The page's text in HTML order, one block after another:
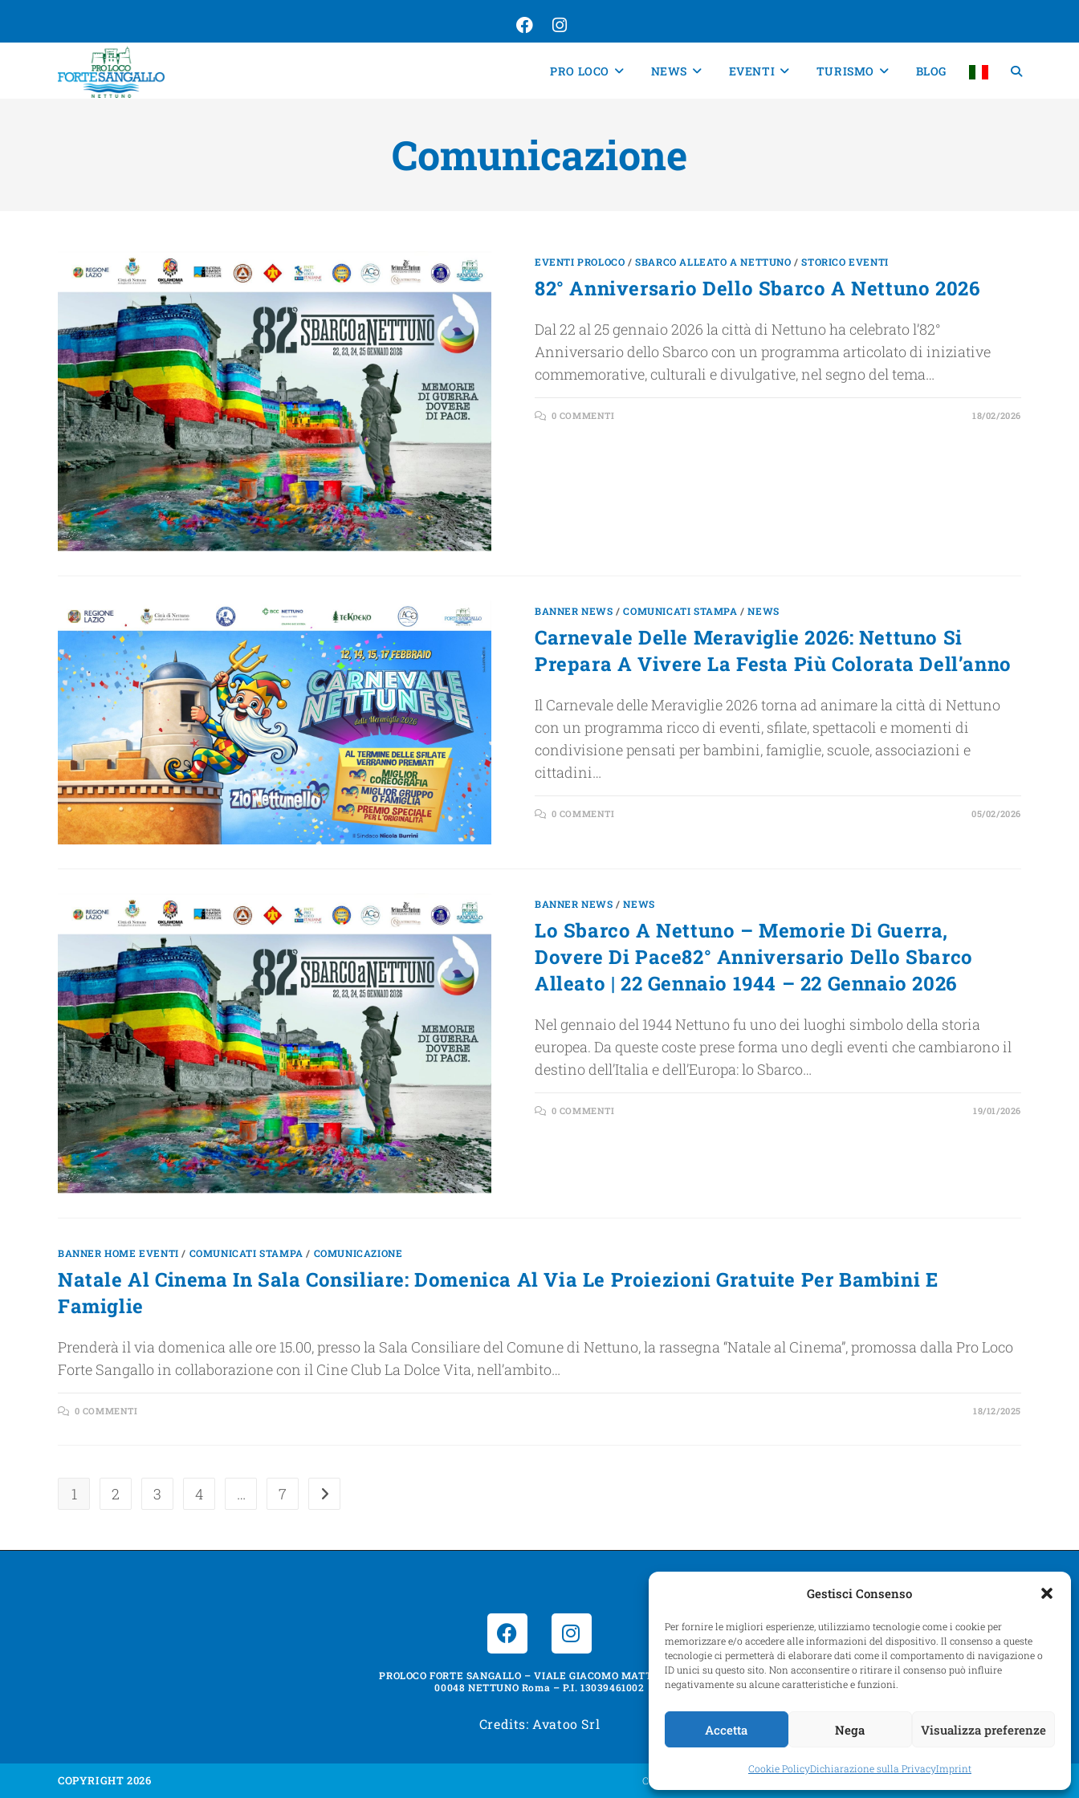
Gestisci Consenso
Per fornire le migliori esperienze, utilizziamo tecnologie come i cookie per
memorizzare e/o accedere alle informazioni del dispositivo. Il consenso a queste
tecnologie ci permetterà di elaborare dati come il comportamento di navigazione o
ID unici su questo sito. Non acconsentire o ritirare il consenso può influire
negativamente su alcune caratteristiche e funzioni.
Accetta Nega Visualizza preferenze
Cookie PolicyDichiarazione sulla PrivacyImprint
PRO LOCO NEWS EVENTI TURISMO BLOG
Comunicazione
EVENTI PROLOCO /SBARCO ALLEATO A NETTUNO /STORICO EVENTI
82° Anniversario Dello Sbarco A Nettuno 2026
Dal 22 al 25 gennaio 2026 la città di Nettuno ha celebrato l’82°
Anniversario dello Sbarco con un programma articolato di iniziative
commemorative, culturali e divulgative, nel segno del tema…
0 COMMENTI 18/02/2026
BANNER NEWS /COMUNICATI STAMPA /NEWS
Carnevale Delle Meraviglie 2026: Nettuno Si
Prepara A Vivere La Festa Più Colorata Dell’anno
Il Carnevale delle Meraviglie 2026 torna ad animare la città di Nettuno
con un programma ricco di eventi, sfilate, spettacoli e momenti di
condivisione pensati per bambini, famiglie, scuole, associazioni e
cittadini…
0 COMMENTI 05/02/2026
BANNER NEWS /NEWS
Lo Sbarco A Nettuno – Memorie Di Guerra,
Dovere Di Pace82° Anniversario Dello Sbarco
Alleato | 22 Gennaio 1944 – 22 Gennaio 2026
Nel gennaio del 1944 Nettuno fu uno dei luoghi simbolo della storia
europea. Da queste coste prese forma uno degli eventi che cambiarono il
destino dell’Italia e dell’Europa: lo Sbarco…
0 COMMENTI 19/01/2026
BANNER HOME EVENTI / COMUNICATI STAMPA / COMUNICAZIONE
Natale Al Cinema In Sala Consiliare: Domenica Al Via Le Proiezioni Gratuite Per Bambini E
Famiglie
Prenderà il via domenica alle ore 15.00, presso la Sala Consiliare del Comune di Nettuno, la rassegna “Natale al Cinema”, promossa dalla Pro Loco
Forte Sangallo in collaborazione con il Cine Club La Dolce Vita, nell’ambito…
0 COMMENTI 18/12/2025
1 2 3 4 … 7
PROLOCO FORTE SANGALLO – VIALE GIACOMO MATTEOTTI, 31
00048 NETTUNO Roma – P.I. 13039461002
Credits: Avatoo Srl
Cookie Policy (UE)
COPYRIGHT 2026